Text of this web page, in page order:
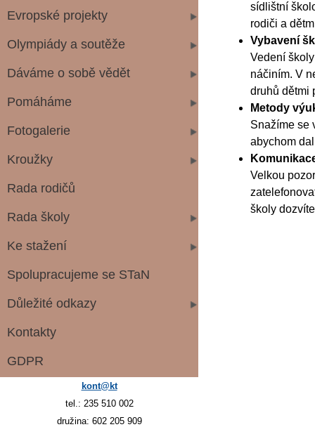
Evropské projekty
Olympiády a soutěže
Dáváme o sobě vědět
Pomáháme
Fotogalerie
Kroužky
Rada rodičů
Rada školy
Ke stažení
Spolupracujeme se STaN
Důležité odkazy
Kontakty
GDPR
kont@kt
tel.: 235 510 002
družina: 602 205 909
sídlištní
rodiči a
Vybavení
Vedení
náčiním. V
druhů dětmi
Metody
Snažíme se
abychom
Velkou
školy